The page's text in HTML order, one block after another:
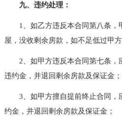
九、违约处理：
1、如乙方违反本合同第八条，
屋，没收剩余房款，如不足低过甲
2、如甲方违反本合同第七条，
违约金，并退回剩余房款及保证金；
3、如甲方擅自提前终止合同，
约金，并退回剩余房款及保证金；